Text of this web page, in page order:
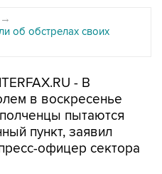
→
об обстрелах своих
- В
в воскресенье
пытаются
пункт, заявил
офицер сектора